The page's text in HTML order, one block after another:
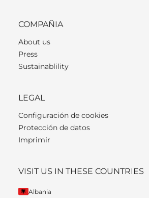
COMPAÑIA
About us
Press
Sustainablility
LEGAL
Configuración de cookies
Protección de datos
Imprimir
VISIT US IN THESE COUNTRIES
Albania